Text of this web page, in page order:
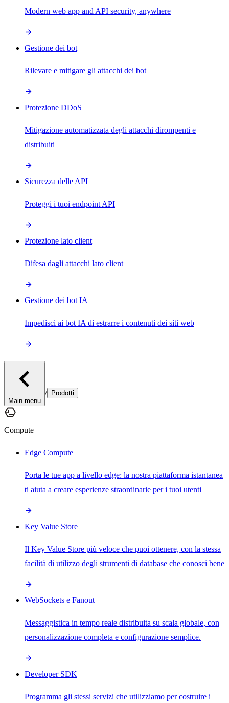
Modern web app and API security, anywhere
Gestione dei bot
Rilevare e mitigare gli attacchi dei bot
Protezione DDoS
Mitigazione automatizzata degli attacchi dirompenti e
distribuiti
Sicurezza delle API
Proteggi i tuoi endpoint API
Protezione lato client
Difesa dagli attacchi lato client
Gestione dei bot IA
Impedisci ai bot IA di estrarre i contenuti dei siti web
Main menu
/ Prodotti
Compute
Edge Compute
Porta le tue app a livello edge: la nostra piattaforma istantanea
ti aiuta a creare esperienze straordinarie per i tuoi utenti
Key Value Store
Il Key Value Store più veloce che puoi ottenere, con la stessa
facilità di utilizzo degli strumenti di database che conosci bene
WebSockets e Fanout
Messaggistica in tempo reale distribuita su scala globale, con
personalizzazione completa e configurazione semplice.
Developer SDK
Programma gli stessi servizi che utilizziamo per costruire i